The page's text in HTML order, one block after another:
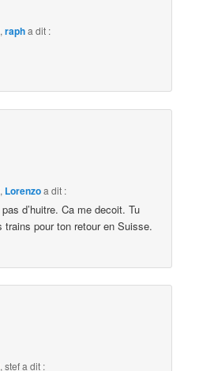
,rapha dit :
, Lorenzoa dit :
d’huitre. Ca me decoit. Tu
trains pour ton retour en Suisse.
,stefa dit :